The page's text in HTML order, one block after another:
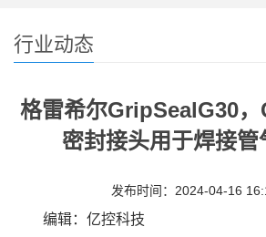
行业动态
格雷希尔GripSealG30，
密封接头用于焊接管
发布时间：2024-04-16
编辑：亿控科技